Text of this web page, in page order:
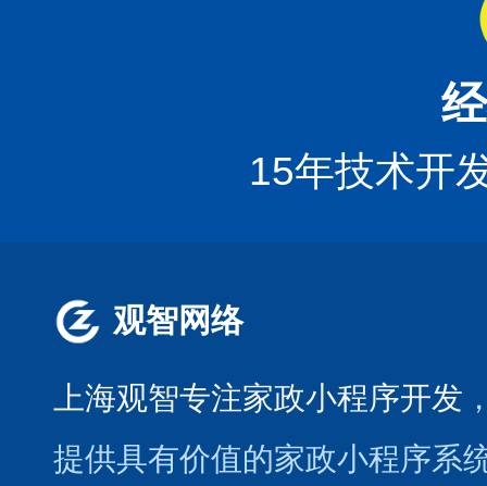
15年技术开
观智网络
上海观智专注家政小程序开发
提供具有价值的家政小程序系